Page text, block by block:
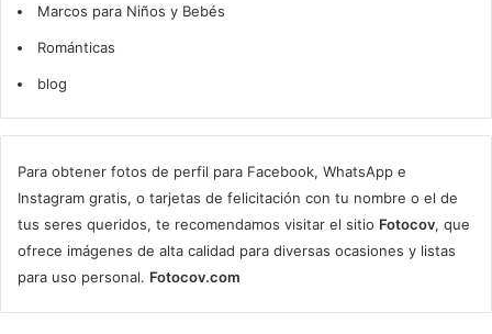
Marcos para Niños y Bebés
Románticas
blog
Para obtener fotos de perfil para Facebook, WhatsApp e
Instagram gratis, o tarjetas de felicitación con tu nombre o el de
tus seres queridos, te recomendamos visitar el sitio Fotocov, que
ofrece imágenes de alta calidad para diversas ocasiones y listas
para uso personal. Fotocov.com